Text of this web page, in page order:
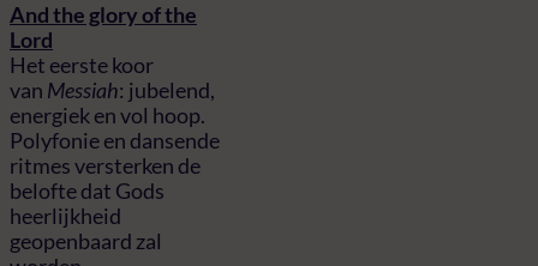
And the glory of the
Lord
Het eerste koor
van Messiah: jubelend,
energiek en vol hoop.
Polyfonie en dansende
ritmes versterken de
belofte dat Gods
heerlijkheid
geopenbaard zal